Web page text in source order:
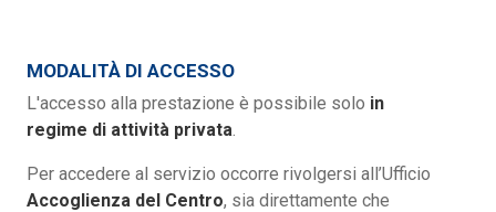
MODALITÀ DI ACCESSO
L'accesso alla prestazione è possibile solo in
regime di attività privata
Per accedere al servizio occorre rivolgersi all’Ufficio
Accoglienza del Centro, sia direttamente che